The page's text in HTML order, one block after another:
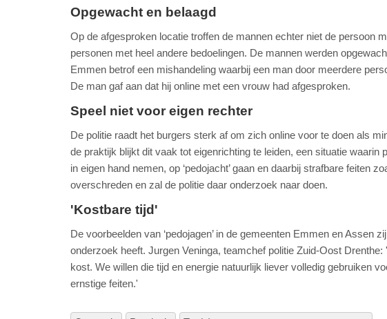
Opgewacht en belaagd
Op de afgesproken locatie troffen de mannen echter niet de persoon
personen met heel andere bedoelingen. De mannen werden
Emmen betrof een mishandeling waarbij een man door meerdere
De man gaf aan dat hij online met een vrouw had afgesproken.
Speel niet voor eigen rechter
De politie raadt het burgers sterk af om zich online voor te doen als
de praktijk blijkt dit vaak tot eigenrichting te leiden, een situatie
in eigen hand nemen, op ‘pedojacht’ gaan en daarbij strafbare feiten
overschreden en zal de politie daar onderzoek naar doen.
'Kostbare tijd'
De voorbeelden van ‘pedojagen’ in de gemeenten Emmen en Assen
onderzoek heeft. Jurgen Veninga, teamchef politie Zuid-Oost
kost. We willen die tijd en energie natuurlijk liever volledig gebruiken
ernstige feiten.'